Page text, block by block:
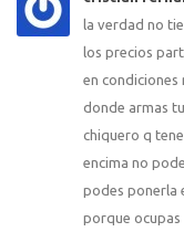
la verdad no
los precios
en condiciones
donde armas
chiquero q
encima no
podes ponerla
porque ocupas